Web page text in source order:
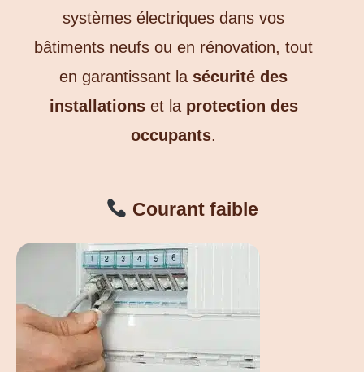
systèmes électriques dans vos
bâtiments neufs ou en rénovation, tout
en garantissant la sécurité des
installationset la protection des
occupants.
Courant faible